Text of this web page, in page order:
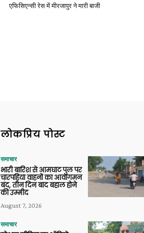
एफिसिएन्सी रेस में मीरजापुर ने मारी बाजी
लोकप्रिय पोस्ट
समाचार
भारी बारिश से आमघाट पुल पर
चारपहिया वाहनों का आवागमन
बंद, तीन दिन बाद बहाल होने
की उम्मीद
August 7, 2026
समाचार